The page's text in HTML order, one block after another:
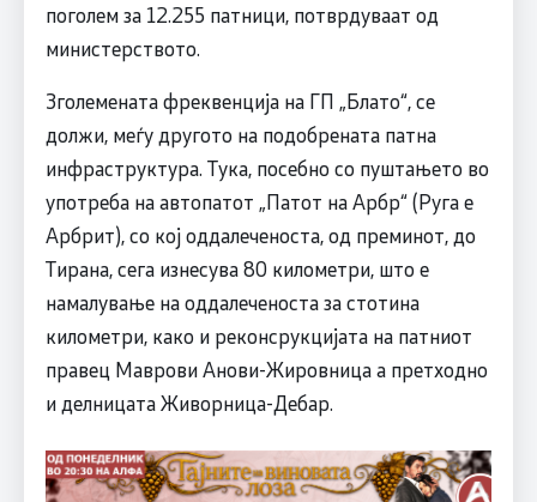
поголем за 12.255 патници, потврдуваат од
министерството.
Зголемената фреквенција на ГП „Блато“, се
должи, меѓу другото на подобрената патна
инфраструктура. Тука, посебно со пуштањето во
употреба на автопатот „Патот на Арбр“ (Руга е
Арбрит), со кој оддалеченоста, од преминот, до
Тирана, сега изнесува 80 километри, што е
намалување на оддалеченоста за стотина
километри, како и реконсрукцијата на патниот
правец Маврови Анови-Жировница а претходно
и делницата Живорница-Дебар.